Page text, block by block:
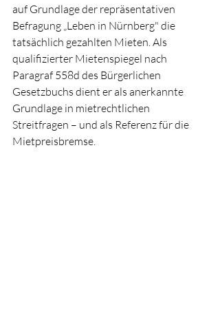
auf Grundlage der repräsentativen
Befragung „Leben in Nürnberg" die
tatsächlich gezahlten Mieten. Als
qualifizierter Mietenspiegel nach
Paragraf 558d des Bürgerlichen
Gesetzbuchs dient er als anerkannte
Grundlage in mietrechtlichen
Streitfragen – und als Referenz für die
Mietpreisbremse.